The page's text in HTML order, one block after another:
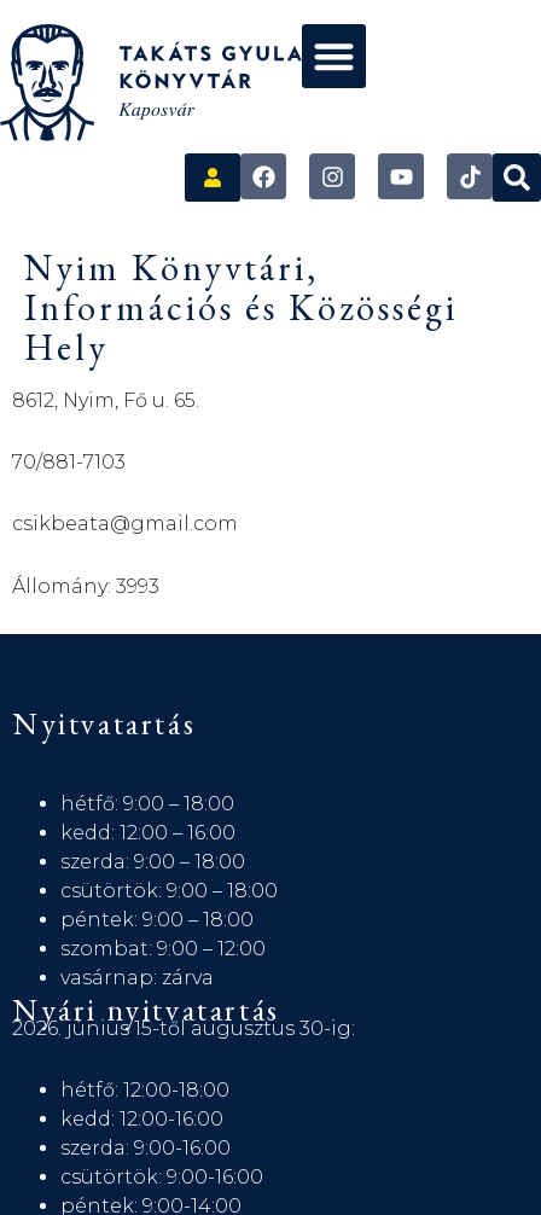
Nyim Könyvtári,
Információs és Közösségi
Hely
8612, Nyim, Fő u. 65.
70/881-7103
csikbeata@gmail.com
Állomány: 3993
Nyitvatartás
hétfő: 9:00 – 18:00
kedd: 12:00 – 16:00
szerda: 9:00 – 18:00
csütörtök: 9:00 – 18:00
péntek: 9:00 – 18:00
szombat: 9:00 – 12:00
vasárnap: zárva
Nyári nyitvatartás
2026. június 15-től augusztus 30-ig:
hétfő: 12:00-18:00
kedd: 12:00-16:00
szerda: 9:00-16:00
csütörtök: 9:00-16:00
péntek: 9:00-14:00